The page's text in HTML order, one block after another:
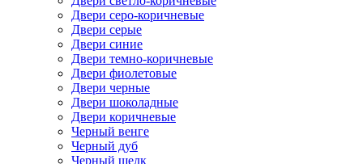
Двери серо-коричневые
Двери серые
Двери синие
Двери темно-коричневые
Двери фиолетовые
Двери черные
Двери шоколадные
Двери коричневые
Черный венге
Черный дуб
Черный шелк